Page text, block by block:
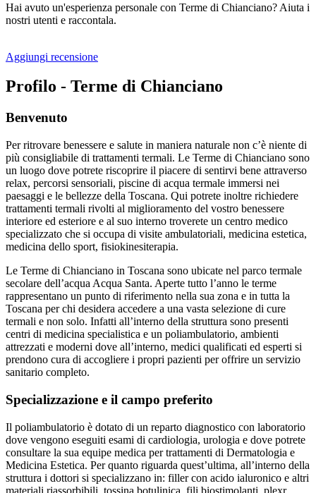
Hai avuto un'esperienza personale con Terme di Chianciano? Aiuta i
nostri utenti e raccontala.
Aggiungi recensione
Profilo - Terme di Chianciano
Benvenuto
Per ritrovare benessere e salute in maniera naturale non c’è niente di
più consigliabile di trattamenti termali. Le Terme di Chianciano sono
un luogo dove potrete riscoprire il piacere di sentirvi bene attraverso
relax, percorsi sensoriali, piscine di acqua termale immersi nei
paesaggi e le bellezze della Toscana. Qui potrete inoltre richiedere
trattamenti termali rivolti al miglioramento del vostro benessere
interiore ed esteriore e al suo interno troverete un centro medico
specializzato che si occupa di visite ambulatoriali, medicina estetica,
medicina dello sport, fisiokinesiterapia.
Le Terme di Chianciano in Toscana sono ubicate nel parco termale
secolare dell’acqua Acqua Santa. Aperte tutto l’anno le terme
rappresentano un punto di riferimento nella sua zona e in tutta la
Toscana per chi desidera accedere a una vasta selezione di cure
termali e non solo. Infatti all’interno della struttura sono presenti
centri di medicina specialistica e un poliambulatorio, ambienti
attrezzati e moderni dove all’interno, medici qualificati ed esperti si
prendono cura di accogliere i propri pazienti per offrire un servizio
sanitario completo.
Specializzazione e il campo preferito
Il poliambulatorio è dotato di un reparto diagnostico con laboratorio
dove vengono eseguiti esami di cardiologia, urologia e dove potrete
consultare la sua equipe medica per trattamenti di Dermatologia e
Medicina Estetica. Per quanto riguarda quest’ultima, all’interno della
struttura i dottori si specializzano in: filler con acido ialuronico e altri
materiali riassorbibili, tossina botulinica, fili biostimolanti, plexr,